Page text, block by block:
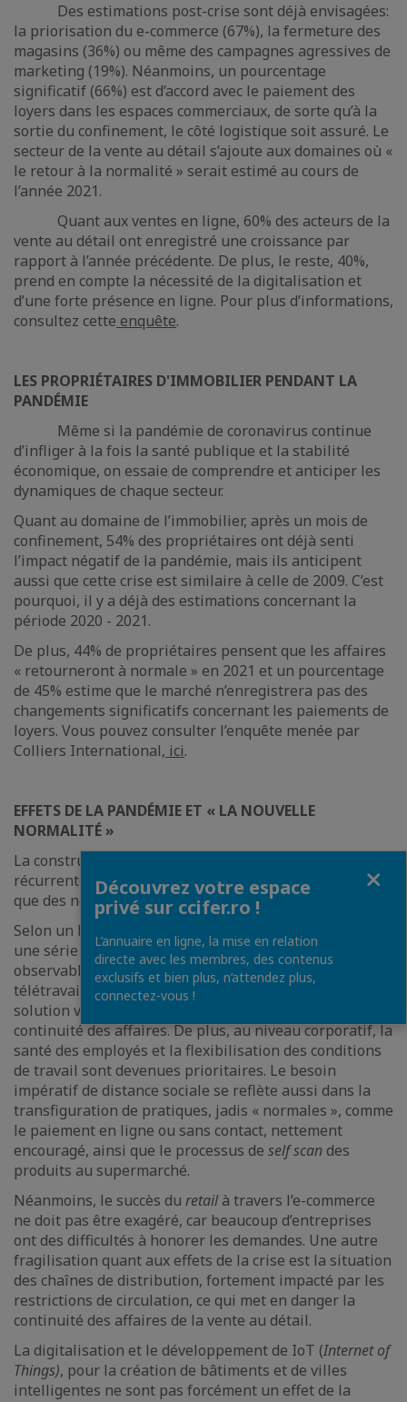
Des estimations post-crise sont déjà envisagées:
la priorisation du e-commerce (67%), la fermeture des
magasins (36%) ou même des campagnes agressives de
marketing (19%). Néanmoins, un pourcentage
significatif (66%) est d’accord avec le paiement des
loyers dans les espaces commerciaux, de sorte qu’à la
sortie du confinement, le côté logistique soit assuré. Le
secteur de la vente au détail s’ajoute aux domaines où «
le retour à la normalité » serait estimé au cours de
l’année 2021.
Quant aux ventes en ligne, 60% des acteurs de la
vente au détail ont enregistré une croissance par
rapport à l’année précédente. De plus, le reste, 40%,
prend en compte la nécessité de la digitalisation et
d’une forte présence en ligne. Pour plus d’informations,
consultez cette enquête.
LES PROPRIÉTAIRES D'IMMOBILIER PENDANT LA
PANDÉMIE
Même si la pandémie de coronavirus continue
d’infliger à la fois la santé publique et la stabilité
économique, on essaie de comprendre et anticiper les
dynamiques de chaque secteur.
Quant au domaine de l’immobilier, après un mois de
confinement, 54% des propriétaires ont déjà senti
l’impact négatif de la pandémie, mais ils anticipent
aussi que cette crise est similaire à celle de 2009. C’est
pourquoi, il y a déjà des estimations concernant la
période 2020 - 2021.
De plus, 44% de propriétaires pensent que les affaires
« retourneront à normale » en 2021 et un pourcentage
de 45% estime que le marché n’enregistrera pas des
changements significatifs concernant les paiements de
loyers. Vous pouvez consulter l’enquête menée par
Colliers International, ici.
EFFETS DE LA PANDÉMIE ET « LA NOUVELLE
NORMALITÉ »
La construction de « la nouvelle normalité » deviendra
récurrente dans la période qui suit, ce qui fait de sorte
que des nouvelles pratiques soient mises en œuvre.
Selon un Rapport
une série de changements fondamentaux sont déjà
observables. Plusieurs entreprises ont implémenté le
télétravail et la digitalisation est perçue comme une
solution viable dans le processus d’assurer la
continuité des affaires. De plus, au niveau corporatif, la
santé des employés et la flexibilisation des conditions
de travail sont devenues prioritaires. Le besoin
impératif de distance sociale se reflète aussi dans la
transfiguration de pratiques, jadis « normales », comme
le paiement en ligne ou sans contact, nettement
encouragé, ainsi que le processus de self scandes
produits au supermarché.
Néanmoins, le succès du retailà travers l’e-commerce
ne doit pas être exagéré, car beaucoup d’entreprises
ont des difficultés à honorer les demandes. Une autre
fragilisation quant aux effets de la crise est la situation
des chaînes de distribution, fortement impacté par les
restrictions de circulation, ce qui met en danger la
continuité des affaires de la vente au détail.
La digitalisation et le développement de IoT (Internet of
Things), pour la création de bâtiments et de villes
intelligentes ne sont pas forcément un effet de la
Découvrez votre espace
privé sur ccifer.ro !
L’annuaire en ligne, la mise en relation
directe avec les membres, des contenus
exclusifs et bien plus, n’attendez plus,
connectez-vous !